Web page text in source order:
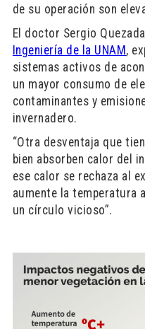
de su operación son
El doctor Sergio
Ingeniería de la UNAM,
sistemas activos de
un mayor consumo de
contaminantes y
invernadero.
“Otra desventaja que
bien absorben calor del
ese calor se rechaza al
aumente la temperatura
un círculo vicioso”.